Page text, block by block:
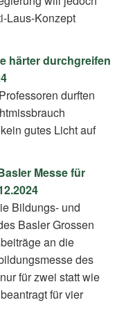
Laus-Konzept
härter durchgreifen
durften
gutes Licht auf
Messe für
Bildungs- und
Basler Grossen
an die
des
für zwei statt wie
für vier